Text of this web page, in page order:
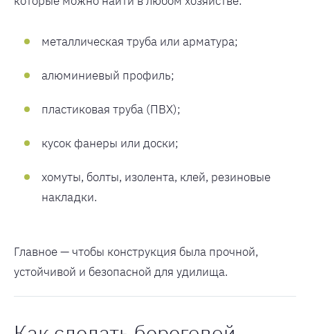
металлическая труба или арматура;
алюминиевый профиль;
пластиковая труба (ПВХ);
кусок фанеры или доски;
хомуты, болты, изолента, клей, резиновые
накладки.
Главное — чтобы конструкция была прочной,
устойчивой и безопасной для удилища.